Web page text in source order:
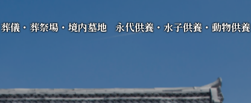
葬儀・葬祭場・境内墓地 永代供養・水子供養・動物供養